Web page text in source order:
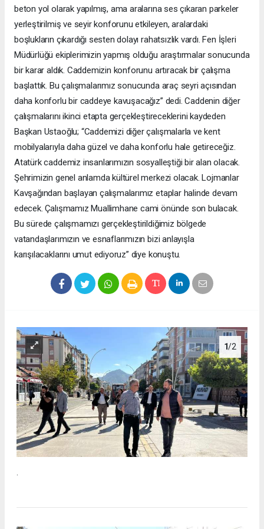
beton yol olarak yapılmış, ama aralarına ses çıkaran parkeler
yerleştirilmiş ve seyir konforunu etkileyen, aralardaki
boşlukların çıkardığı sesten dolayı rahatsızlık vardı. Fen İşleri
Müdürlüğü ekiplerimizin yapmış olduğu araştırmalar sonucunda
bir karar aldık. Caddemizin konforunu artıracak bir çalışma
başlattık. Bu çalışmalarımız sonucunda araç seyri açısından
daha konforlu bir caddeye kavuşacağız” dedi. Caddenin diğer
çalışmalarını ikinci etapta gerçekleştireceklerini kaydeden
Başkan Ustaoğlu; “Caddemizi diğer çalışmalarla ve kent
mobilyalarıyla daha güzel ve daha konforlu hale getireceğiz.
Atatürk caddemiz insanlarımızın sosyalleştiği bir alan olacak.
Şehrimizin genel anlamda kültürel merkezi olacak. Lojmanlar
Kavşağından başlayan çalışmalarımız etaplar halinde devam
edecek. Çalışmamız Muallimhane cami önünde son bulacak.
Bu sürede çalışmamızı gerçekleştirildiğimiz bölgede
vatandaşlarımızın ve esnaflarımızın bizi anlayışla
karışılacaklarını umut ediyoruz” diye konuştu.
1/2